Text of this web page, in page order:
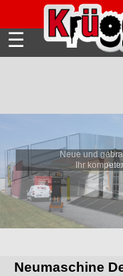
☰
Neue und
Ihr
Wir
Neumaschine